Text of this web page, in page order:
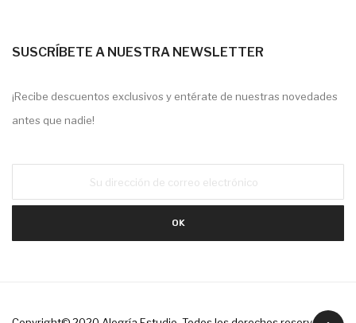
SUSCRÍBETE A NUESTRA NEWSLETTER
¡Recibe descuentos exclusivos y entérate de nuestras novedades
antes que nadie!